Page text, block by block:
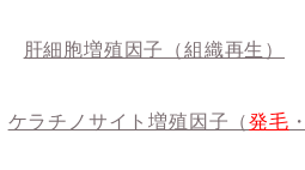
肝細胞増殖因子（組織再生）
ケラチノサイト増殖因子（発毛 ・